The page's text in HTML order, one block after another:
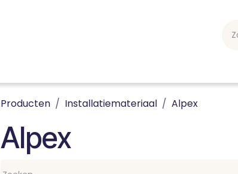
Producten Installatiemateriaal Alpex
Alpex